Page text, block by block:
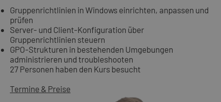
Gruppenrichtlinien in Windows einrichten, anpassen und
prüfen
Server- und Client-Konfiguration über
Gruppenrichtlinien steuern
GPO-Strukturen in bestehenden Umgebungen
administrieren und troubleshooten
27 Personen haben den Kurs besucht
Termine & Preise